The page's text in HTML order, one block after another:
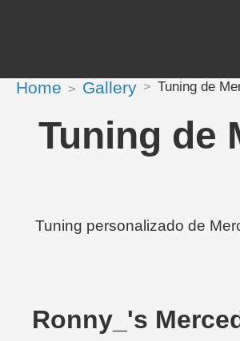
Home Gallery Tuning de
Tuning de
Tuning personalizado de
Ronny_'s